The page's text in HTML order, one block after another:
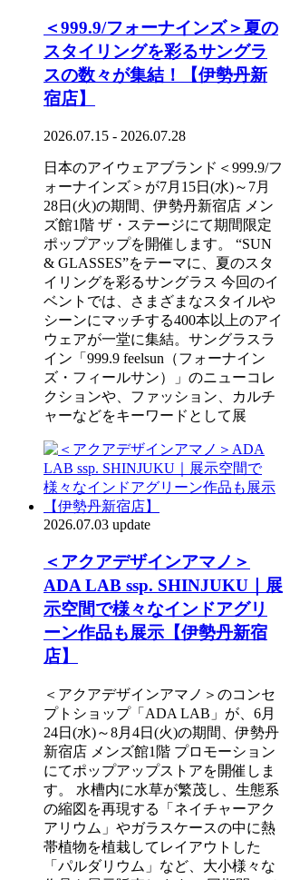
＜999.9/フォーナインズ＞夏の
スタイリングを彩るサングラ
スの数々が集結！【伊勢丹新
宿店】
2026.07.15 - 2026.07.28
日本のアイウェアブランド＜999.9/フ
ォーナインズ＞が7月15日(水)～7月
28日(火)の期間、伊勢丹新宿店 メン
ズ館1階 ザ・ステージにて期間限定
ポップアップを開催します。 “SUN
& GLASSES”をテーマに、夏のスタ
イリングを彩るサングラス 今回のイ
ベントでは、さまざまなスタイルや
シーンにマッチする400本以上のアイ
ウェアが一堂に集結。サングラスラ
イン「999.9 feelsun（フォーナイン
ズ・フィールサン）」のニューコレ
クションや、ファッション、カルチ
ャーなどをキーワードとして展
2026.07.03 update
＜アクアデザインアマノ＞
ADA LAB ssp. SHINJUKU｜展
示空間で様々なインドアグリ
ーン作品も展示【伊勢丹新宿
店】
＜アクアデザインアマノ＞のコンセ
プトショップ「ADA LAB」が、6月
24日(水)～8月4日(火)の期間、伊勢丹
新宿店 メンズ館1階 プロモーション
にてポップアップストアを開催しま
す。 水槽内に水草が繁茂し、生態系
の縮図を再現する「ネイチャーアク
アリウム」やガラスケースの中に熱
帯植物を植栽してレイアウトした
「パルダリウム」など、大小様々な